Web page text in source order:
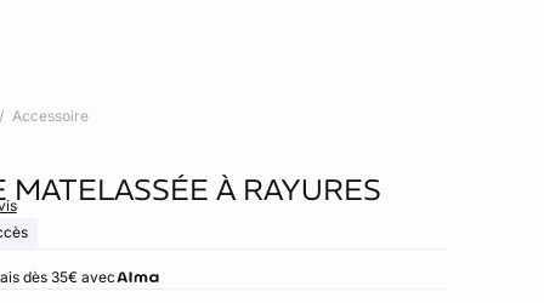
Accessoire
MATELASSÉE À RAYURES
dès 35€ avec